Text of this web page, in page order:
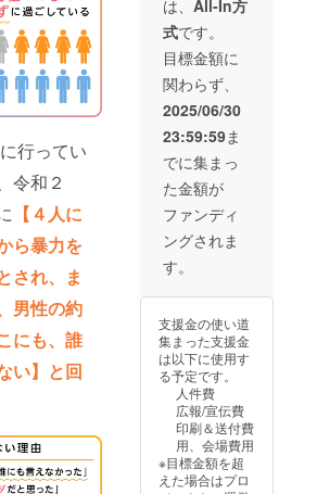
行ってい
令和２
【４人に
ら暴力を
され、ま
男性の約
にも、誰
い】と回
協力し
て頂い
た一部
のメン
バーが
参加し
ます。
申込み
時に頂
いた質
問にも
可能な
範囲で
お答え
しま
す。 ②
クラ
ファン
終了後
に代表
からの
をお送
す） ※
質問
は、支
援時の
「備考
欄」に
ご記入
くださ
い。申
込み時
終了後
に代表
からの
お礼
メール
をお送
りしま
す ※ご
支援時
点で具
体的な
日程等
の希望
内容が
考欄に
いて構
いませ
ん。
を実施
させて
頂きま
す。1つ
のご支
援につ
き1
回/1~2
時間と
なりま
す。
（日時
は日程
調整で
上実施
す） ②
クラ
ファン
終了後
に代表
からの
お礼
メール
をお送
りしま
は、 All-In方
式です。
目標金額に
関わらず、
2025/06/30
23:59:59ま
でに集まっ
た金額が
ファンディ
ングされま
す。
支援金の使い道
集まった支援金
は以下に使用す
る予定です。
人件費
広報/宣伝費
印刷＆送付費
用、会場費用
※目標金額を超
えた場合はプロ